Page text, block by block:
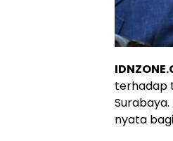
terhadap
nyata